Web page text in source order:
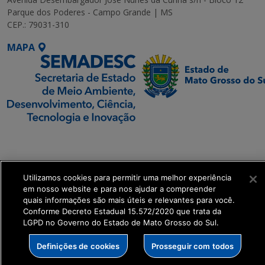
Parque dos Poderes - Campo Grande | MS
CEP.: 79031-310
MAPA
get_footer();
Utilizamos cookies para permitir uma melhor experiência
em nosso website e para nos ajudar a compreender
quais informações são mais úteis e relevantes para você.
Conforme Decreto Estadual 15.572/2020 que trata da
LGPD no Governo do Estado de Mato Grosso do Sul.
Definições de cookies Prosseguir com todos